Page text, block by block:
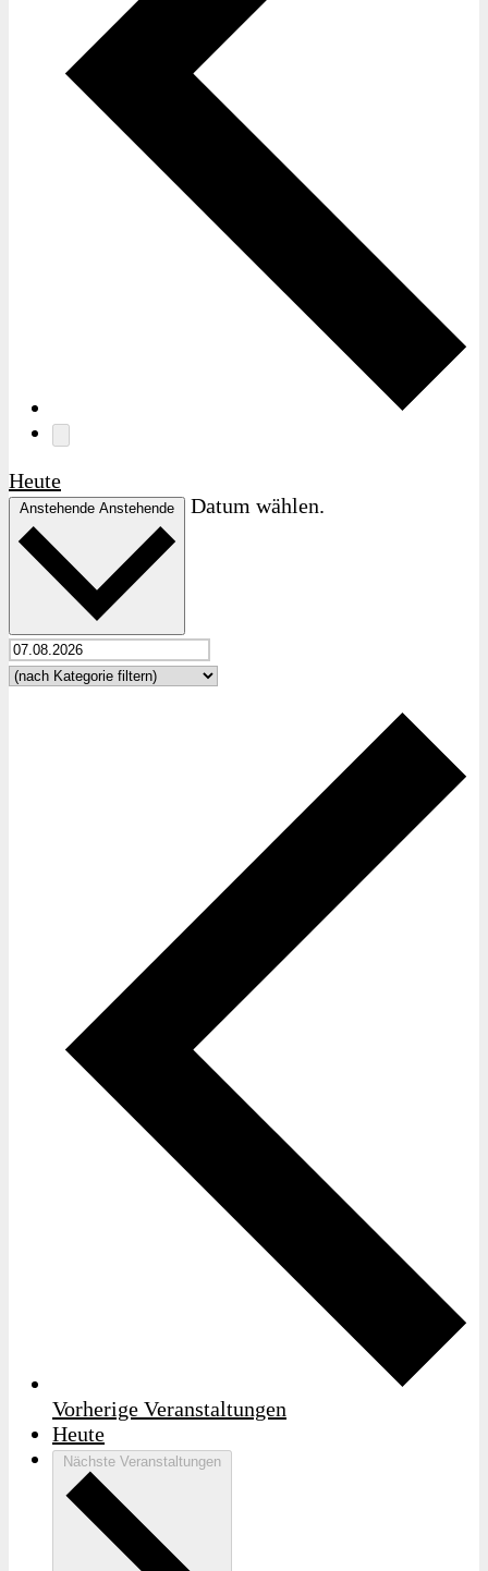
Heute
Anstehende Anstehende Datum wählen.
Vorherige Veranstaltungen
Heute
Nächste Veranstaltungen